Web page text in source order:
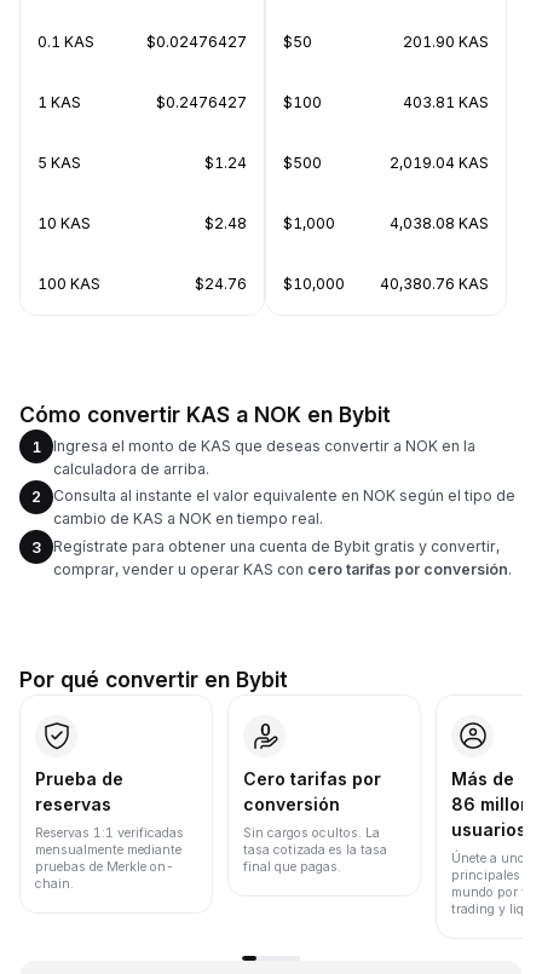
0.1 KAS $0.02476427
1 KAS $0.2476427
5 KAS $1.24
10 KAS $2.48
100 KAS $24.76
$50 201.90 KAS
$100 403.81 KAS
$500 2,019.04 KAS
$1,000 4,038.08 KAS
$10,000 40,380.76 KAS
Cómo convertir KAS a NOK en Bybit
1
Ingresa el monto de KAS que deseas convertir a NOK en la
calculadora de arriba.
2
Consulta al instante el valor equivalente en NOK según el tipo de
cambio de KAS a NOK en tiempo real.
3
Regístrate para obtener una cuenta de Bybit gratis y convertir,
comprar, vender u operar KAS con cero tarifas por conversión.
Por qué convertir en Bybit
Prueba de
reservas
Reservas 1:1 verificadas
mensualmente mediante
pruebas de Merkle on-
chain.
Cero tarifas por
conversión
Sin cargos ocultos. La
tasa cotizada es la tasa
final que pagas.
Más de
86
usuarios
Únete a uno
principales
mundo por
trading y